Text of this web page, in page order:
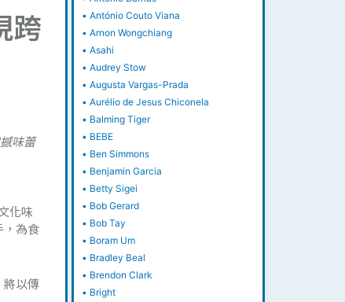
跨
味蕾
化味
，為食
將以傳
•António Couto Viana
•Arnon Wongchiang
•Asahi
•Audrey Stow
•Augusta Vargas-Prada
•Aurélio de Jesus Chiconela
• Balming Tiger
• BEBE
• Ben Simmons
• Benjamin Garcia
• Betty Sigei
• Bob Gerard
• Bob Tay
• Boram Um
• Bradley Beal
• Brendon Clark
• Bright